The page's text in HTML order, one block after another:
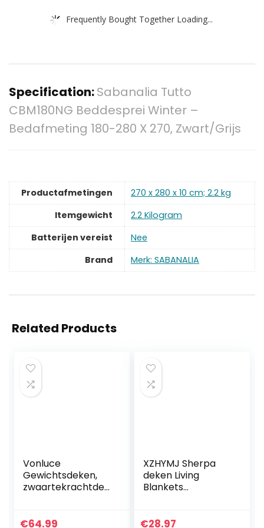
Frequently Bought Together Loading...
Specification:Sabanalia Tutto
CBM180NG Beddesprei Winter –
Bedafmeting 180-280 X 270, Zwart/Grijs
Productafmetingen
‎270 x 280 x 10 cm; 2.2 kg
Itemgewicht
‎2.2 Kilogram
Batterijen vereist
‎Nee
Brand
Merk: SABANALIA
Related Products
Vonluce
Gewichtsdeken,
zwaartekrachtdek
therapiedeken,
€64.99
XZHYMJ Sherpa
deken Living
Blankets
ultrazachte fleece
€28.97